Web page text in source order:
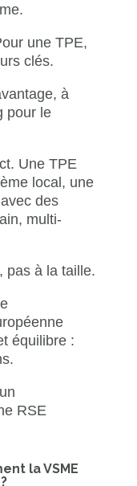
une TPE,
clés.
à
pour le
Une TPE
local, une
des
multi-
pas à la taille.
équilibre :
RSE
la VSME